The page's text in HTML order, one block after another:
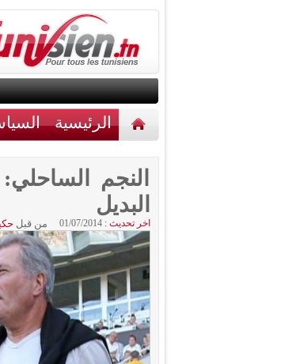
الرئيسية
النجم
البديل
اخر تحديث : 01/07/2014 من قبل